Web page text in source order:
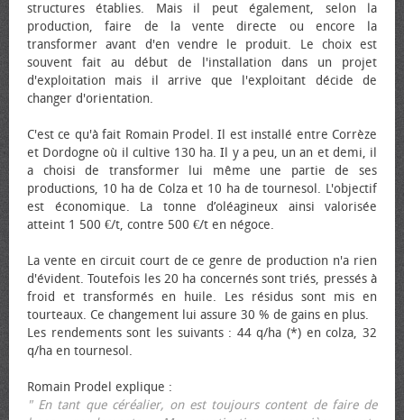
structures établies. Mais il peut également, selon la
production, faire de la vente directe ou encore la
transformer avant d'en vendre le produit. Le choix est
souvent fait au début de l'installation dans un projet
d'exploitation mais il arrive que l'exploitant décide de
changer d'orientation.
C'est ce qu'à fait Romain Prodel. Il est installé entre Corrèze
et Dordogne où il cultive 130 ha. Il y a peu, un an et demi, il
a choisi de transformer lui même une partie de ses
productions, 10 ha de Colza et 10 ha de tournesol. L'objectif
est économique. La tonne d’oléagineux ainsi valorisée
atteint 1 500 €/t, contre 500 €/t en négoce.
La vente en circuit court de ce genre de production n'a rien
d'évident. Toutefois les 20 ha concernés sont triés, pressés à
froid et transformés en huile. Les résidus sont mis en
tourteaux. Ce changement lui assure 30 % de gains en plus.
Les rendements sont les suivants : 44 q/ha (*) en colza, 32
q/ha en tournesol.
Romain Prodel explique :
" En tant que céréalier, on est toujours content de faire de